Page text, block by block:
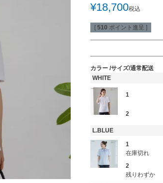
¥18,700税込
[ 510 ポイント進呈 ]
カラー サイズ/通常配送
WHITE
1
2
L.BLUE
1
在庫切れ
2
残りわずか